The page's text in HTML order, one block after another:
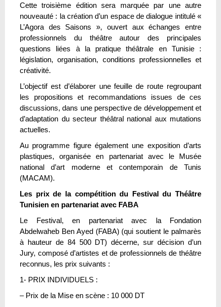
Cette troisième édition sera marquée par une autre
nouveauté : la création d’un espace de dialogue intitulé «
L’Agora des Saisons », ouvert aux échanges entre
professionnels du théâtre autour des principales
questions liées à la pratique théâtrale en Tunisie :
législation, organisation, conditions professionnelles et
créativité.
L’objectif est d’élaborer une feuille de route regroupant
les propositions et recommandations issues de ces
discussions, dans une perspective de développement et
d’adaptation du secteur théâtral national aux mutations
actuelles.
Au programme figure également une exposition d’arts
plastiques, organisée en partenariat avec le Musée
national d’art moderne et contemporain de Tunis
(MACAM).
Les prix de la compétition du Festival du Théâtre
Tunisien en partenariat avec FABA
Le Festival, en partenariat avec la Fondation
Abdelwaheb Ben Ayed (FABA) (qui soutient le palmarès
à hauteur de 84 500 DT) décerne, sur décision d’un
Jury, composé d’artistes et de professionnels de théâtre
reconnus, les prix suivants :
1- PRIX INDIVIDUELS :
– Prix de la Mise en scène : 10 000 DT